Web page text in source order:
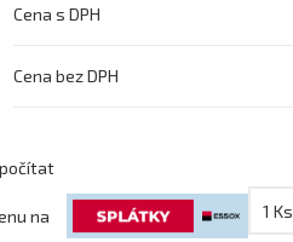
Cena s DPH
Cena bez DPH
1 Ks
na